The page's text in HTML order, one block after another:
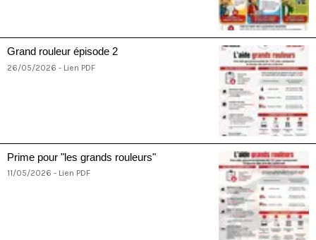
Grand rouleur épisode 2
26/05/2026 - Lien PDF
Prime pour "les grands rouleurs"
11/05/2026 - Lien PDF